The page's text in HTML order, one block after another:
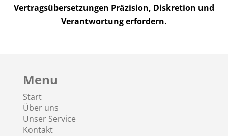
Vertragsübersetzungen Präzision, Diskretion und
Verantwortung erfordern.
Menu
Start
Über uns
Unser Service
Kontakt